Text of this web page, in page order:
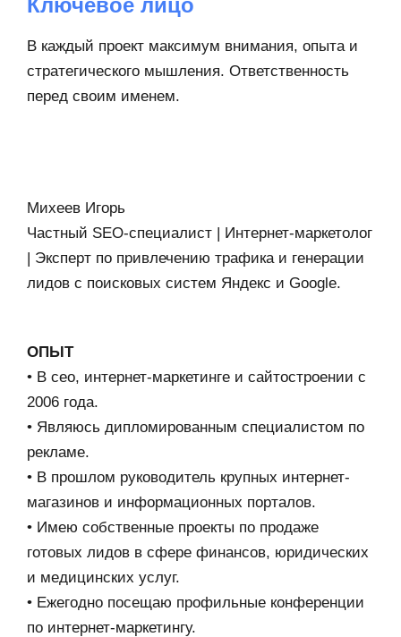
Ключевое лицо
В каждый проект максимум внимания, опыта и
стратегического мышления. Ответственность
перед своим именем.
Михеев Игорь
Частный SEO-специалист | Интернет-маркетолог
| Эксперт по привлечению трафика и генерации
лидов с поисковых систем Яндекс и Google.
ОПЫТ
• В сео, интернет-маркетинге и сайтостроении с
2006 года.
• Являюсь дипломированным специалистом по
рекламе.
• В прошлом руководитель крупных интернет-
магазинов и информационных порталов.
• Имею собственные проекты по продаже
готовых лидов в сфере финансов, юридических
и медицинских услуг.
• Ежегодно посещаю профильные конференции
по интернет-маркетингу.